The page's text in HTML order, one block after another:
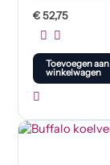
€52,75
Toevoegen aan
winkelwagen